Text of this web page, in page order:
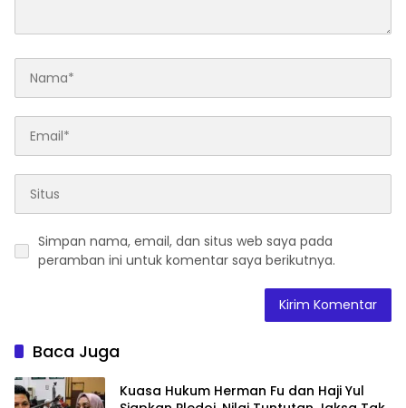
peramban ini untuk komentar saya berikutnya.
BABEL XPOSE 3 Agustus 2026